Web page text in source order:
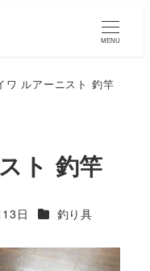
MENU
ワ ルアーニスト 釣竿
ト 釣竿
日 カテゴリー
釣り具